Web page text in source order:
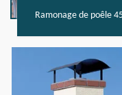
Ramonage de poêle